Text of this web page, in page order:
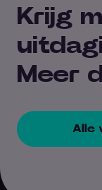
Krijg
Meer
Alle